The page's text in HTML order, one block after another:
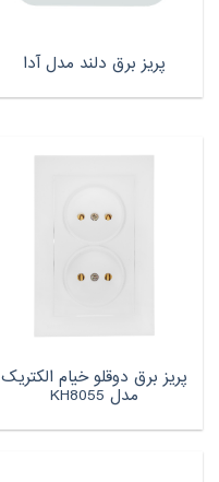
پریز برق دلند مدل آدا
پریز برق دوقلو خیام الکتریک
مدل KH8055